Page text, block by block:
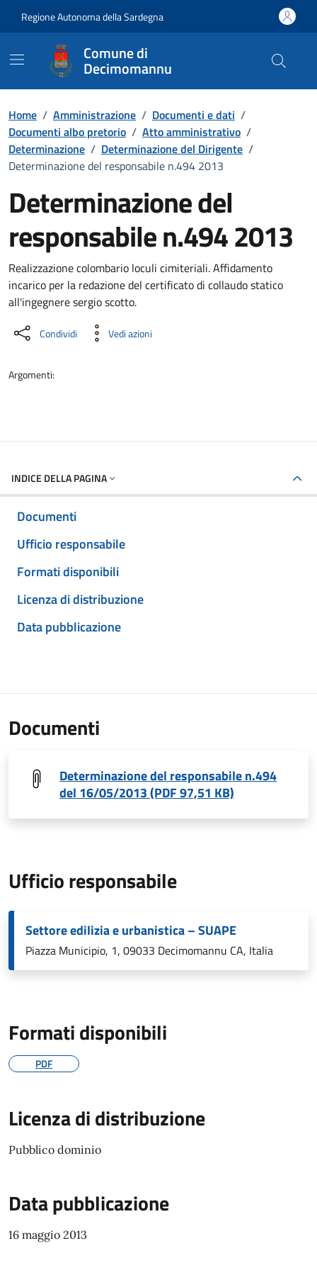
Regione Autonoma della Sardegna
Comune di
Decimomannu
Home / Amministrazione / Documenti e dati /
Documenti albo pretorio / Atto amministrativo /
Determinazione / Determinazione del Dirigente /
Determinazione del responsabile n.494 2013
Determinazione del
responsabile n.494 2013
Dettaglio del documento
Realizzazione colombario loculi cimiteriali. Affidamento
incarico per la redazione del certificato di collaudo statico
all'ingegnere sergio scotto.
Condividi Vedi azioni
Argomenti:
INDICE DELLA PAGINA
Documenti
Ufficio responsabile
Formati disponibili
Licenza di distribuzione
Data pubblicazione
Documenti
Determinazione del responsabile n.494
del 16/05/2013 (PDF 97,51 KB)
Ufficio responsabile
Settore edilizia e urbanistica – SUAPE
Piazza Municipio, 1, 09033 Decimomannu CA, Italia
Formati disponibili
PDF
Licenza di distribuzione
Pubblico dominio
Data pubblicazione
16 maggio 2013